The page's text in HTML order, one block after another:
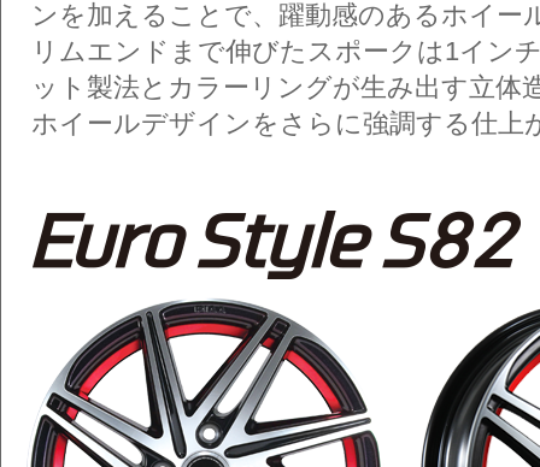
ンを加えることで、躍動感のあるホイー
リムエンドまで伸びたスポークは1イン
ット製法とカラーリングが生み出す立体
ホイールデザインをさらに強調する仕上